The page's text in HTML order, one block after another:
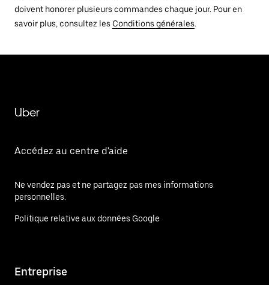
doivent honorer plusieurs commandes chaque jour. Pour en
savoir plus, consultez les Conditions générales.
Uber
Accédez au centre d'aide
Ne vendez pas et ne partagez pas mes informations
personnelles.
Politique relative aux données Google
Entreprise